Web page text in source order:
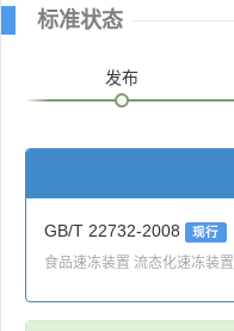
标准状态
发布
GB/T 22732-2008 现行
食品速冻装置 流态化速冻装置